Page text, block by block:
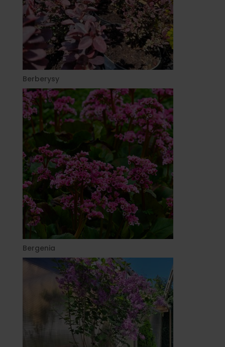
Berberysy
Bergenia